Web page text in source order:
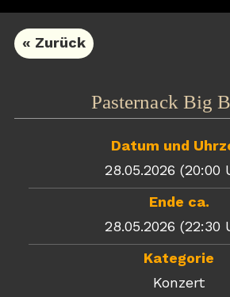
« Zurück
Pasternack Big
Datum und
28.05.2026 (20:00
Ende ca.
28.05.2026 (22:30
Kategorie
Konzert